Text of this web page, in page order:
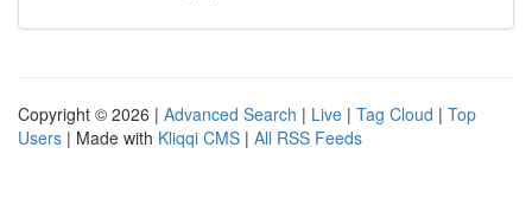
Copyright © 2026 | Advanced Search | Live | Tag Cloud | Top
Users | Made with Kliqqi CMS | All RSS Feeds